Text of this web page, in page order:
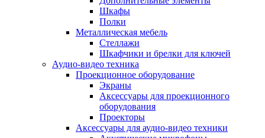
Шкафы
Полки
Металлическая мебель
Стеллажи
Шкафчики и брелки для ключей
Аудио-видео техника
Проекционное оборудование
Экраны
Аксессуары для проекционного
оборудования
Проекторы
Аксессуары для аудио-видео техники